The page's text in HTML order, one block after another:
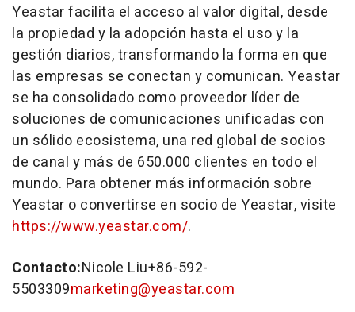
Yeastar facilita el acceso al valor digital, desde
la propiedad y la adopción hasta el uso y la
gestión diarios, transformando la forma en que
las empresas se conectan y comunican. Yeastar
se ha consolidado como proveedor líder de
soluciones de comunicaciones unificadas con
un sólido ecosistema, una red global de socios
de canal y más de 650.000 clientes en todo el
mundo. Para obtener más información sobre
Yeastar o convertirse en socio de Yeastar, visite
https://www.yeastar.com/.
Contacto:Nicole Liu+86-592-
5503309marketing@yeastar.com